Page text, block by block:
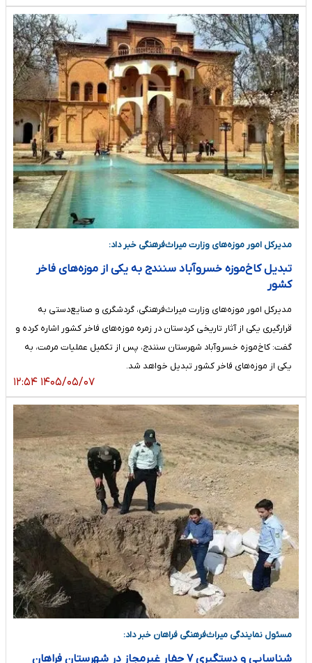
مدیرکل امور موزه‌های وزارت میراث‌فرهنگی خبر داد:
تبدیل کاخ‌موزه خسروآباد سنندج به یکی از موزه‌های فاخر
کشور
مدیرکل امور موزه‌های وزارت میراث‌فرهنگی، گردشگری و صنایع‌دستی به
قرارگیری یکی از آثار تاریخی کردستان در زمره موزه‌های فاخر کشور اشاره کرده و
گفت: کاخ‌موزه خسروآباد شهرستان سنندج، پس از تکمیل عملیات مرمت، به
یکی از موزه‌های فاخر کشور تبدیل خواهد شد.
۱۴۰۵/۰۵/۰۷ ۱۲:۵۴
مسئول نمایندگی میراث‌فرهنگی فراهان خبر داد:
شناسایی و دستگیری ۷ حفار غیرمجاز در شهرستان فراهان